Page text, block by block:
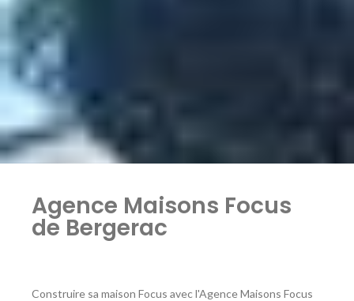
Agence Maisons Focus
de Bergerac
Construire sa maison Focus avec l'Agence Maisons Focus